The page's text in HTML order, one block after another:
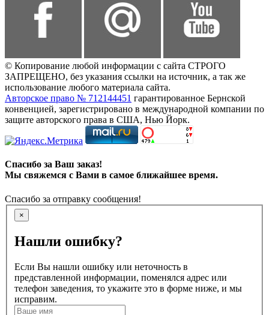
© Копирование любой информации с сайта СТРОГО
ЗАПРЕЩЕНО, без указания ссылки на источник, а так же
использование любого материала сайта.
Авторское право № 712144451 гарантированное Бернской
конвенцией, зарегистрировано в международной компании по
защите авторского права в США, Нью Йорк.
Спасибо за Ваш заказ!
Мы свяжемся с Вами в самое ближайшее время.
Спасибо за отправку сообщения!
×
Нашли ошибку?
Если Вы нашли ошибку или неточность в
представленной информации, поменялся адрес или
телефон заведения, то укажите это в форме ниже, и мы
исправим.